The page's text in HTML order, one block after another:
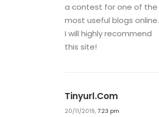
a contest for one of the
most useful blogs online.
I will highly recommend
this site!
Tinyurl.com
20/11/2019,7:23 pm